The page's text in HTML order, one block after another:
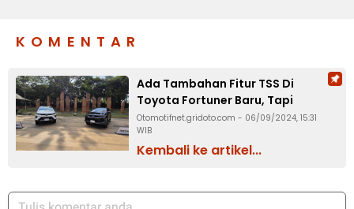
KOMENTAR
Ada Tambahan Fitur TSS Di
Toyota Fortuner Baru, Tapi
Cuma di Varian Ini
Otomotifnet.gridoto.com - 06/09/2024, 15:31
WIB
Kembali ke artikel...